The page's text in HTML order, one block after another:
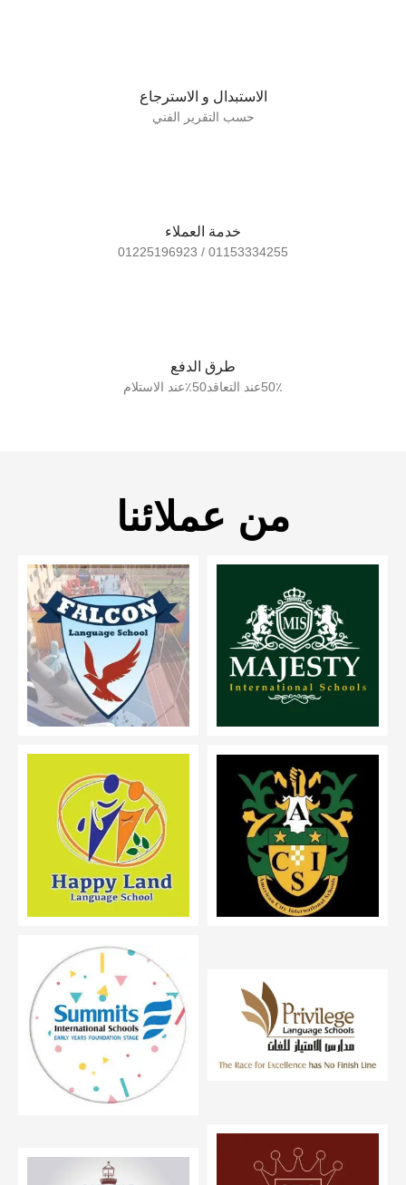
الاستبدال و الاسترجاع
حسب التقرير الفني
خدمة العملاء
01153334255 / 01225196923
طرق الدفع
50٪عند التعاقد50٪عند الاستلام
من عملائنا